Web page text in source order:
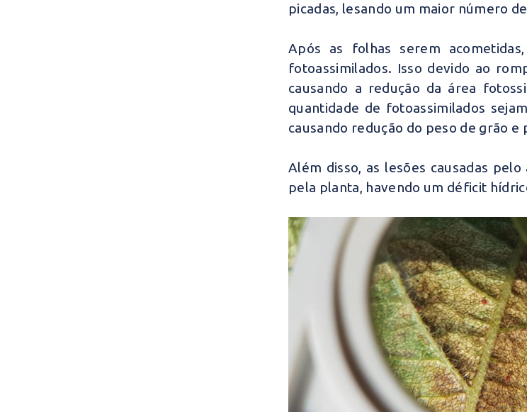
picadas, lesando um maior número
Após as folhas serem
fotoassimilados. Isso devido ao
causando a redução da área
quantidade de fotoassimilados
causando redução do peso de grão
Além disso, as lesões causadas
pela planta, havendo um déficit